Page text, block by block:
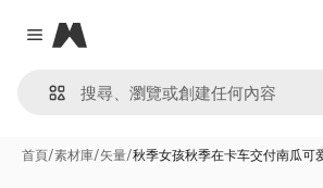
Close menu
Magnific
首頁/素材庫/矢量/秋季女孩秋季在卡车交付南瓜可